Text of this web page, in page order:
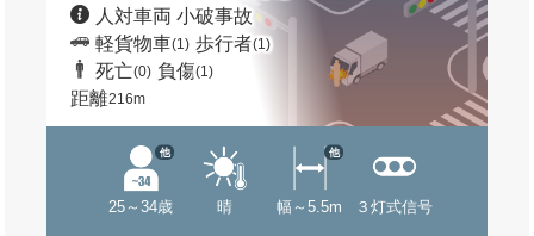
人対車両 小破事故
軽貨物車(1) 歩行者(1)
死亡(0) 負傷(1)
距離216m
25～34歳
他
晴 幅～5.5m
他
３灯式信号